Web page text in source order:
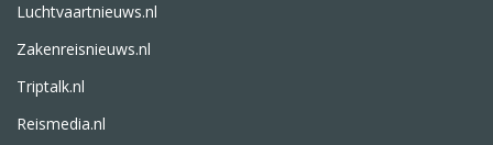
Luchtvaartnieuws.nl
Zakenreisnieuws.nl
Triptalk.nl
Reismedia.nl